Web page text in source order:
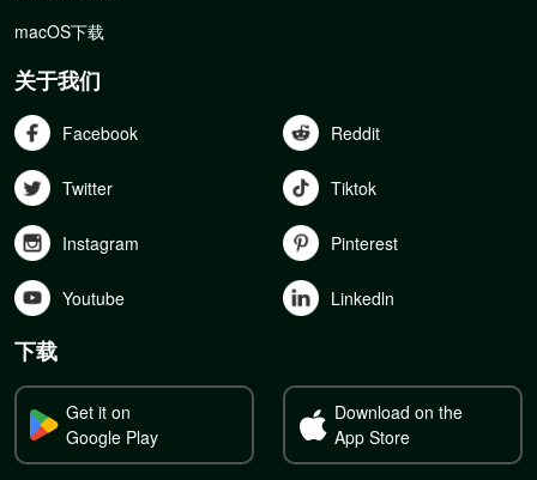
macOS下载
关于我们
Facebook Reddit
Twitter Tiktok
Instagram Pinterest
Youtube Linkedln
下载
Get it on
Google Play
Download on the
App Store